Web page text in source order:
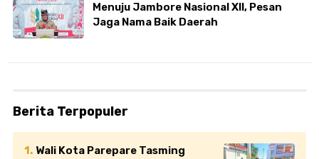
Menuju Jambore Nasional XII, Pesan
Jaga Nama Baik Daerah
Berita Terpopuler
Wali Kota Parepare Tasming